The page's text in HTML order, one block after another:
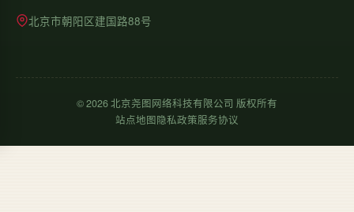
北京市朝阳区建国路88号
©2026北京尧图网络科技有限公司 版权所有
站点地图隐私政策服务协议